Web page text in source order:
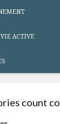
ACTIVE
count